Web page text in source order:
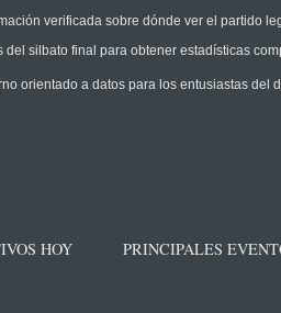
verificada sobre dónde ver el partido
del silbato final para obtener estadísticas
orientado a datos para los entusiastas
HOY PRINCIPALES